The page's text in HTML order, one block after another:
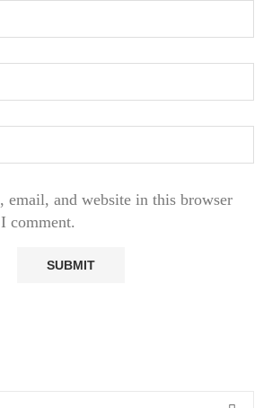
email, and website in this browser
comment.